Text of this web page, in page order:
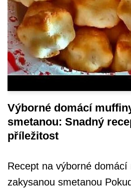
Výborné domácí
smetanou: Snadný
příležitost
Recept na výborné domácí
zakysanou smetanou